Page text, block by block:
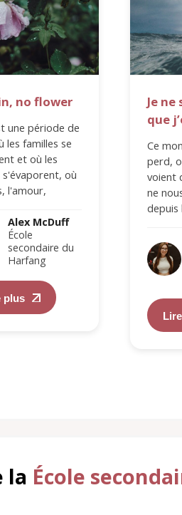
no flower
une période de
les familles se
et où les
s'évaporent, où
l'amour,
et…
Alex McDuff
École
secondaire du
Harfang
plus
Je
que
Ce
perd,
voient
ne
la École